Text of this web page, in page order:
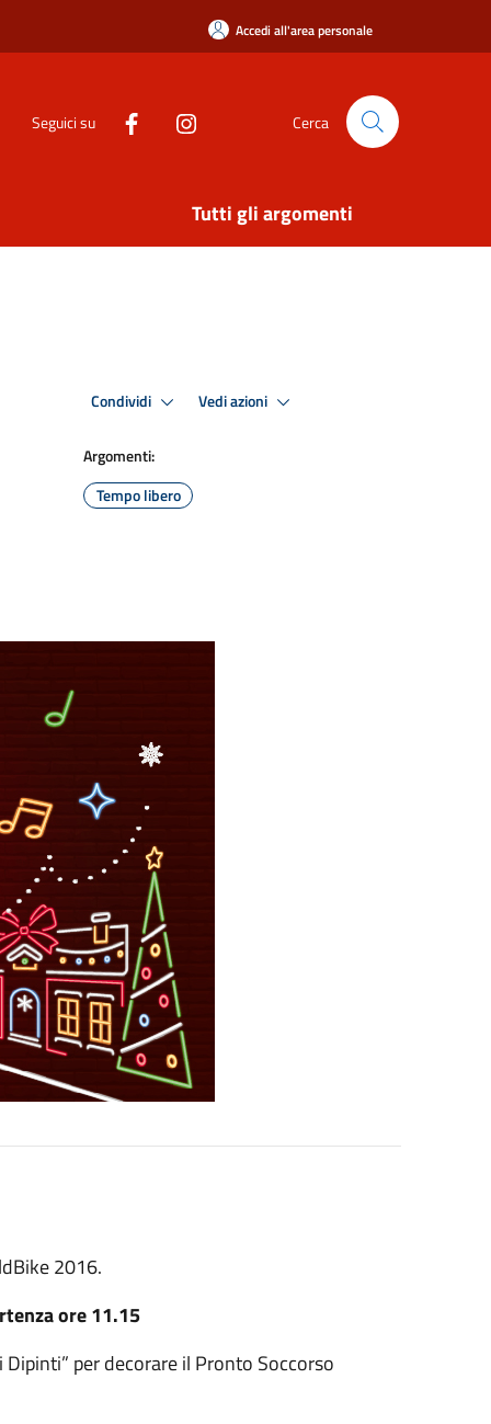
Accedi all'area personale
Seguici su Cerca
Tutti gli argomenti
Condividi Vedi azioni
Argomenti:
Tempo libero
2016.
ore 11.15
per decorare il Pronto Soccorso